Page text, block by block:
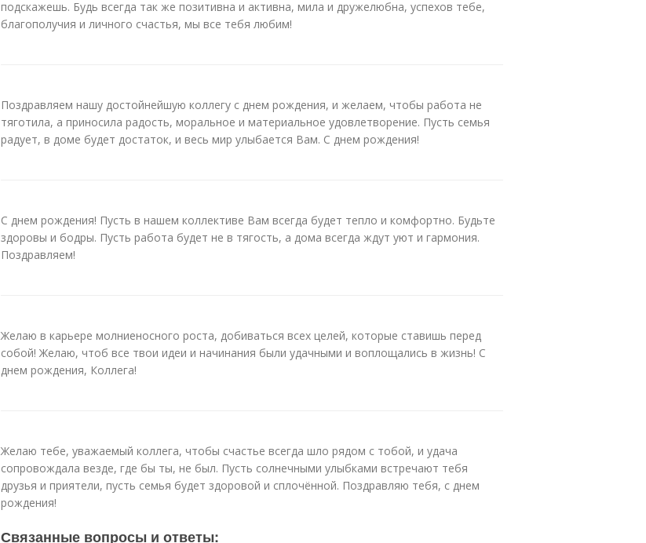
подскажешь. Будь всегда так же позитивна и активна, мила и дружелюбна, успехов тебе,
благополучия и личного счастья, мы все тебя любим!
Поздравляем нашу достойнейшую коллегу с днем рождения, и желаем, чтобы работа не
тяготила, а приносила радость, моральное и материальное удовлетворение. Пусть семья
радует, в доме будет достаток, и весь мир улыбается Вам. С днем рождения!
С днем рождения! Пусть в нашем коллективе Вам всегда будет тепло и комфортно. Будьте
здоровы и бодры. Пусть работа будет не в тягость, а дома всегда ждут уют и гармония.
Поздравляем!
Желаю в карьере молниеносного роста, добиваться всех целей, которые ставишь перед
собой! Желаю, чтоб все твои идеи и начинания были удачными и воплощались в жизнь! С
днем рождения, Коллега!
Желаю тебе, уважаемый коллега, чтобы счастье всегда шло рядом с тобой, и удача
сопровождала везде, где бы ты, не был. Пусть солнечными улыбками встречают тебя
друзья и приятели, пусть семья будет здоровой и сплочённой. Поздравляю тебя, с днем
рождения!
Связанные вопросы и ответы: